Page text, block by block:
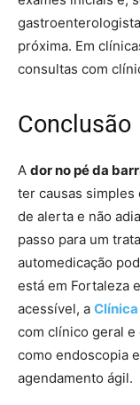
próxima. Em
consultas com
Conclusão
A dor no pé da
ter causas simples
de alerta e não
passo para um
automedicação
está em Fortaleza
acessível, a
com clínico geral
como endoscopia
agendamento ágil.